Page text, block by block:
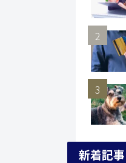
新着記事